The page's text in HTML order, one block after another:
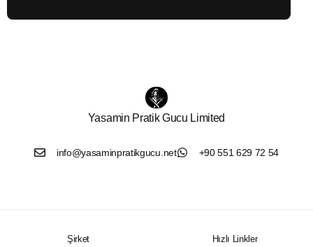
Yasamin Pratik Gucu Limited
info@yasaminpratikgucu.net +90 551 629 72 54
Şirket Hızlı Linkler